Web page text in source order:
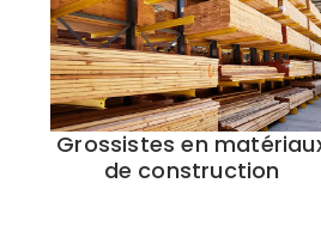
Grossistes en
de construction